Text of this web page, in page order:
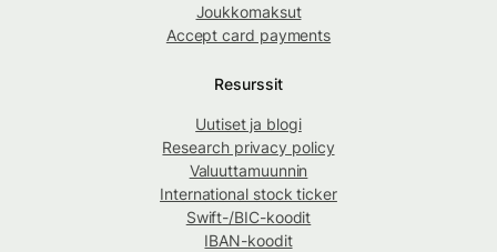
Joukkomaksut
Accept card payments
Resurssit
Uutiset ja blogi
Research privacy policy
Valuuttamuunnin
International stock ticker
Swift-/BIC-koodit
IBAN-koodit